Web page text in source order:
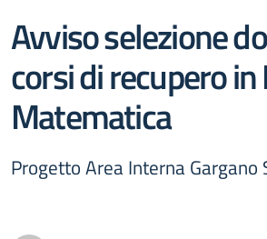
Avviso selezione
corsi di recupero
Matematica
Progetto Area Interna Gargano